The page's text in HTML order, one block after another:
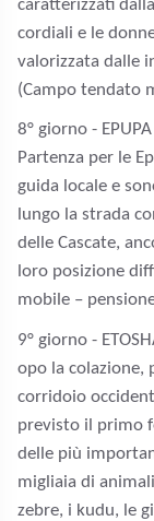
caratterizzati
cordiali e le
valorizzata dalle
(Campo tendato
8° giorno - EPUPA
Partenza per le
guida locale e
lungo la strada
delle Cascate,
loro posizione
mobile –
9° giorno -
opo la colazione,
corridoio
previsto il primo
delle più
migliaia di
zebre, i kudu, le